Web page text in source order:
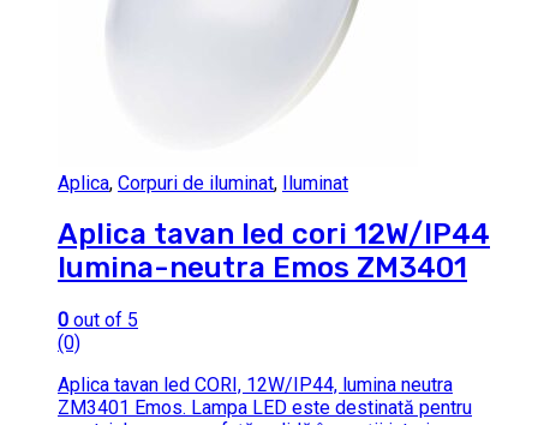
Aplica, Corpuri de iluminat, Iluminat
Aplica tavan led cori 12W/IP44
lumina-neutra Emos ZM3401
0 out of 5
(0)
Aplica tavan led CORI, 12W/IP44, lumina neutra
ZM3401 Emos. Lampa LED este destinată pentru